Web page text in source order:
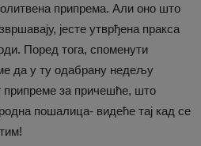
припрема. Али оно што
јесте утврђена пракса
Поред тога, споменути
да у ту одабрану недељу
припреме за причешће, што
пошалица- видеће тај кад се